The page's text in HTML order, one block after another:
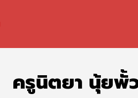
ครูนิตยา นุ้ยพั้